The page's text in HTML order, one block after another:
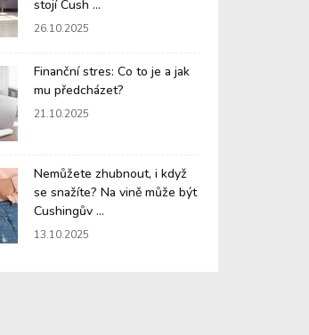
stojí Cush ...
26.10.2025
Finanční stres: Co to je a jak
mu předcházet?
21.10.2025
Nemůžete zhubnout, i když
se snažíte? Na vině může být
Cushingův ...
13.10.2025